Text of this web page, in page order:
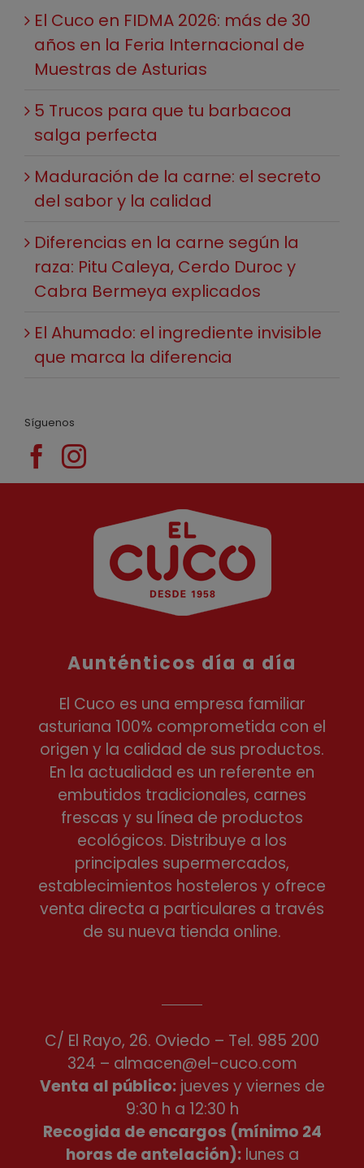
El Cuco en FIDMA 2026: más de 30
años en la Feria Internacional de
Muestras de Asturias
5 Trucos para que tu barbacoa
salga perfecta
Maduración de la carne: el secreto
del sabor y la calidad
Diferencias en la carne según la
raza: Pitu Caleya, Cerdo Duroc y
Cabra Bermeya explicados
El Ahumado: el ingrediente invisible
que marca la diferencia
Síguenos
Aunténticos día a día
El Cuco es una empresa familiar
asturiana 100% comprometida con el
origen y la calidad de sus productos.
En la actualidad es un referente en
embutidos tradicionales, carnes
frescas y su línea de productos
ecológicos. Distribuye a los
principales supermercados,
establecimientos hosteleros y ofrece
venta directa a particulares a través
de su nueva tienda online.
C/ El Rayo, 26. Oviedo – Tel. 985 200
324 – almacen@el-cuco.com
Venta al público:jueves y viernes de
9:30 h a 12:30 h
Recogida de encargos (mínimo 24
horas de antelación):lunes a